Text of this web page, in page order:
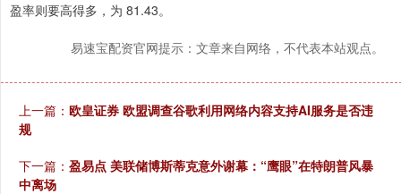
盈率则要高得多，为 81.43。
易速宝配资官网提示：文章来自网络，不代表本站观点。
上一篇： 欧皇证券 欧盟调查谷歌利用网络内容支持AI服务是否违
规
下一篇： 盈易点 美联储博斯蒂克意外谢幕：“鹰眼”在特朗普风暴
中离场